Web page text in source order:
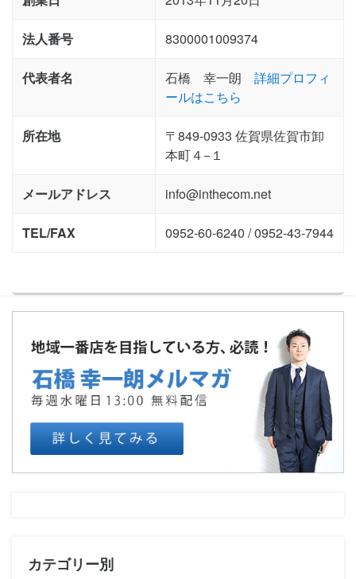
法人番号 8300001009374
代表者名 石橋 幸一朗 詳細プロフィ
ールはこちら
所在地
〒849-0933 佐賀県佐賀市卸
本町４−１
メールアドレス info@inthecom.net
TEL/FAX 0952-60-6240 / 0952-43-7944
カテゴリー別